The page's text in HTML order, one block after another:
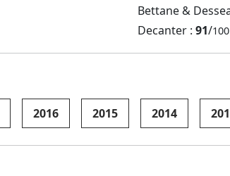
Bettane &
Decanter : 91/100
2016 2015 2014